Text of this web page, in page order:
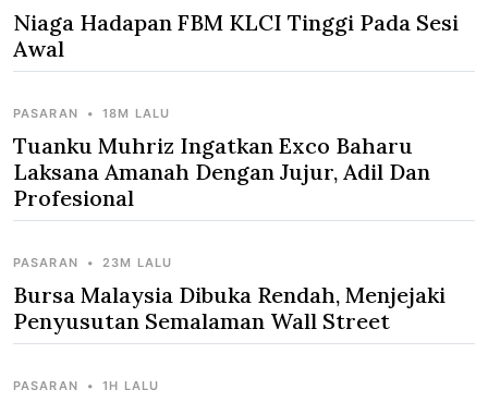
Niaga Hadapan FBM KLCI Tinggi Pada Sesi
Awal
PASARAN • 18M LALU
Tuanku Muhriz Ingatkan Exco Baharu
Laksana Amanah Dengan Jujur, Adil Dan
Profesional
PASARAN • 23M LALU
Bursa Malaysia Dibuka Rendah, Menjejaki
Penyusutan Semalaman Wall Street
PASARAN • 1H LALU